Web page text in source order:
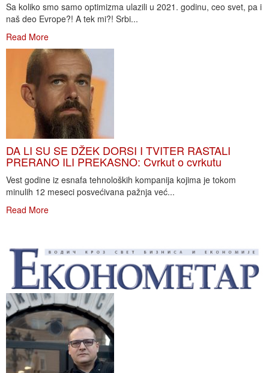
Sa koliko smo samo optimizma ulazili u 2021. godinu, ceo svet, pa i
naš deo Evrope?! A tek mi?! Srbi...
Read More
DA LI SU SE DŽEK DORSI I TVITER RASTALI
PRERANO ILI PREKASNO: Cvrkut o cvrkutu
Vest godine iz esnafa tehnoloških kompanija kojima je tokom
minulih 12 meseci posvećivana pažnja već...
Read More